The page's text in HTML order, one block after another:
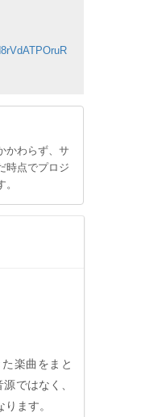
かわらず、サ
時点でプロジ
楽曲をまと
ではなく、
ます。